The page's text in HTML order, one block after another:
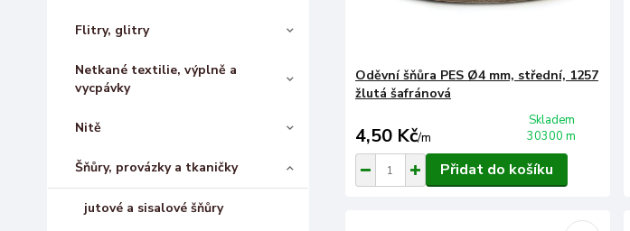
Flitry, glitry
Netkané textilie, výplně a
vycpávky
Nitě
Šňůry, provázky a tkaničky
jutové a sisalové šňůry
Oděvní šňůra PES Ø4 mm, střední, 1257
žlutá šafránová
4,50 Kč/m
Skladem
30300 m
Přidat do košíku